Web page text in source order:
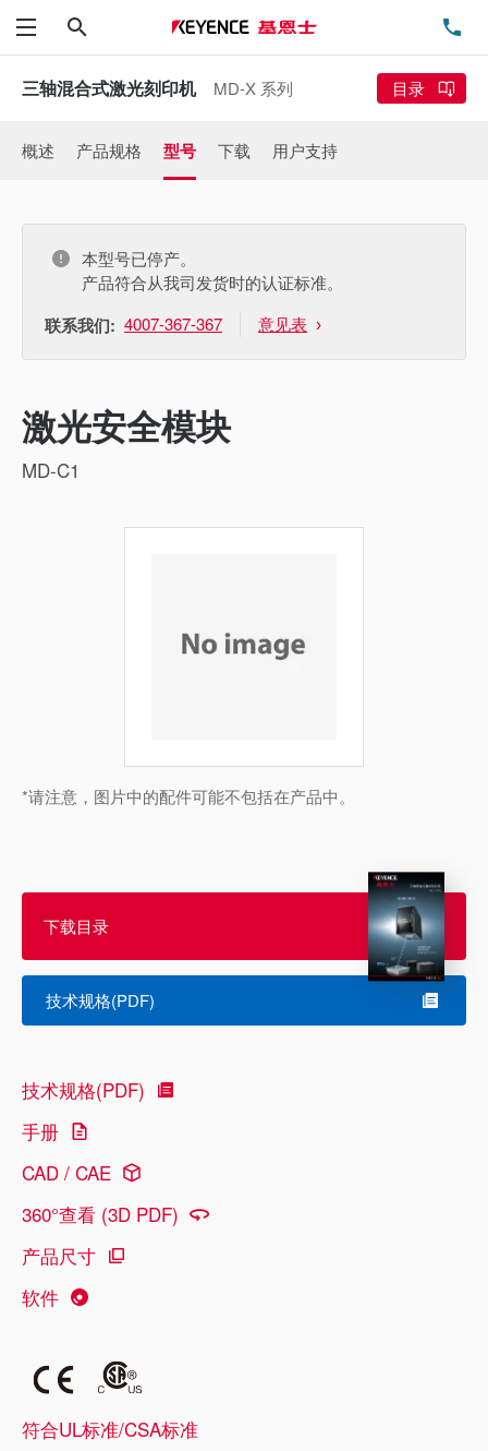
菜单
三轴混合式激光刻印机 MD-X 系列 目录
概述 产品规格 型号 下载 用户支持
本型号已停产。
产品符合从我司发货时的认证标准。
联系我们: 4007-367-367 意见表
激光安全模块
MD-C1
*请注意，图片中的配件可能不包括在产品中。
下载目录
技术规格(PDF)
技术规格(PDF)
手册
CAD / CAE
360°查看 (3D PDF)
产品尺寸
软件
符合UL标准/CSA标准